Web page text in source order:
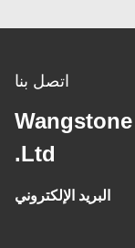
اتصل بنا
Ltd.
البريد الإلكتروني